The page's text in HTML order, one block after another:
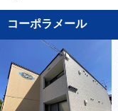
コーポラメール